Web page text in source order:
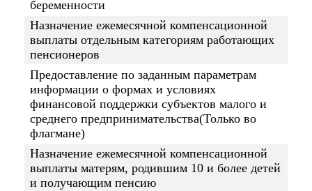
беременности
Назначение ежемесячной компенсационной
выплаты отдельным категориям работающих
пенсионеров
Предоставление по заданным параметрам
информации о формах и условиях
финансовой поддержки субъектов малого и
среднего предпринимательства(Только во
флагмане)
Назначение ежемесячной компенсационной
выплаты матерям, родившим 10 и более детей
и получающим пенсию